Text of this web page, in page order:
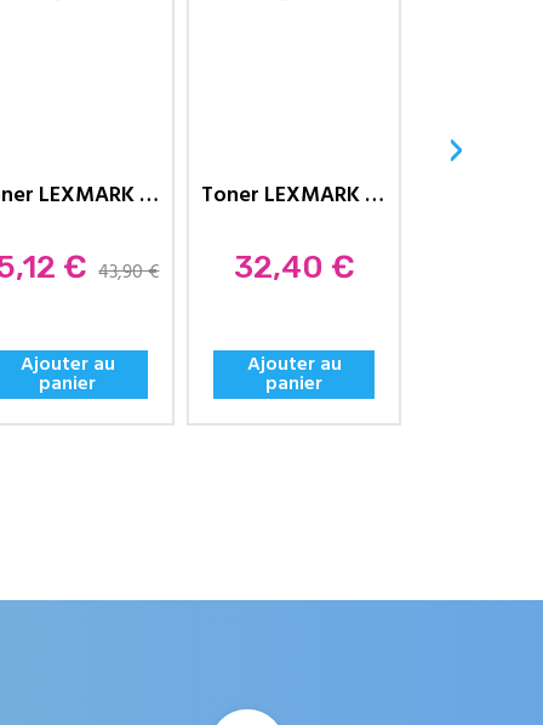
Toner LEXMARK Compatible CX310...
€ 43,90 €
Ajouter au
panier
Toner LEXMARK Compatible CS310...
Prix
32,40 €
Ajouter au
panier
›